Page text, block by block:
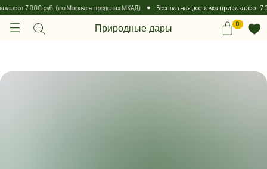
от 7 000 руб. (по Москве в пределах МКАД) Бесплатная доставка при заказе от 7
Природные дары 0
Природные дары 0